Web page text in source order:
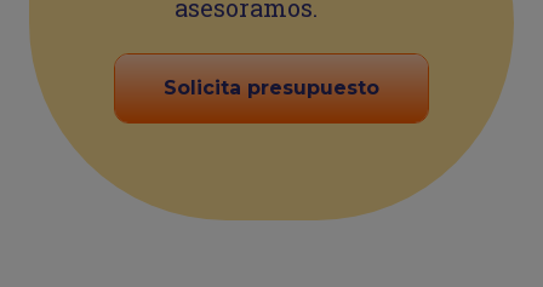
asesoramos.
Solicita presupuesto